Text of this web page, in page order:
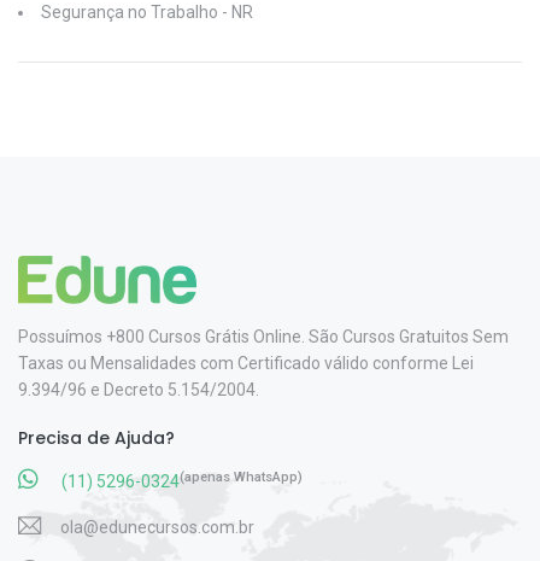
Segurança no Trabalho - NR
Possuímos +800 Cursos Grátis Online. São Cursos Gratuitos Sem
Taxas ou Mensalidades com Certificado válido conforme Lei
9.394/96 e Decreto 5.154/2004.
Precisa de Ajuda?
(11) 5296-0324(apenas WhatsApp)
ola@edunecursos.com.br